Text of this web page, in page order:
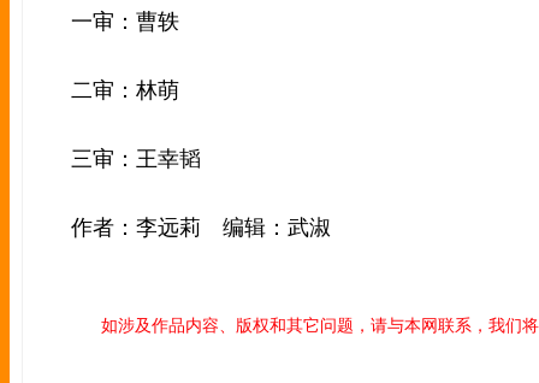
一审：曹轶
二审：林萌
三审：王幸韬
作者：李远莉 编辑：武淑
如涉及作品内容、版权和其它问题，请与本网联系，我们